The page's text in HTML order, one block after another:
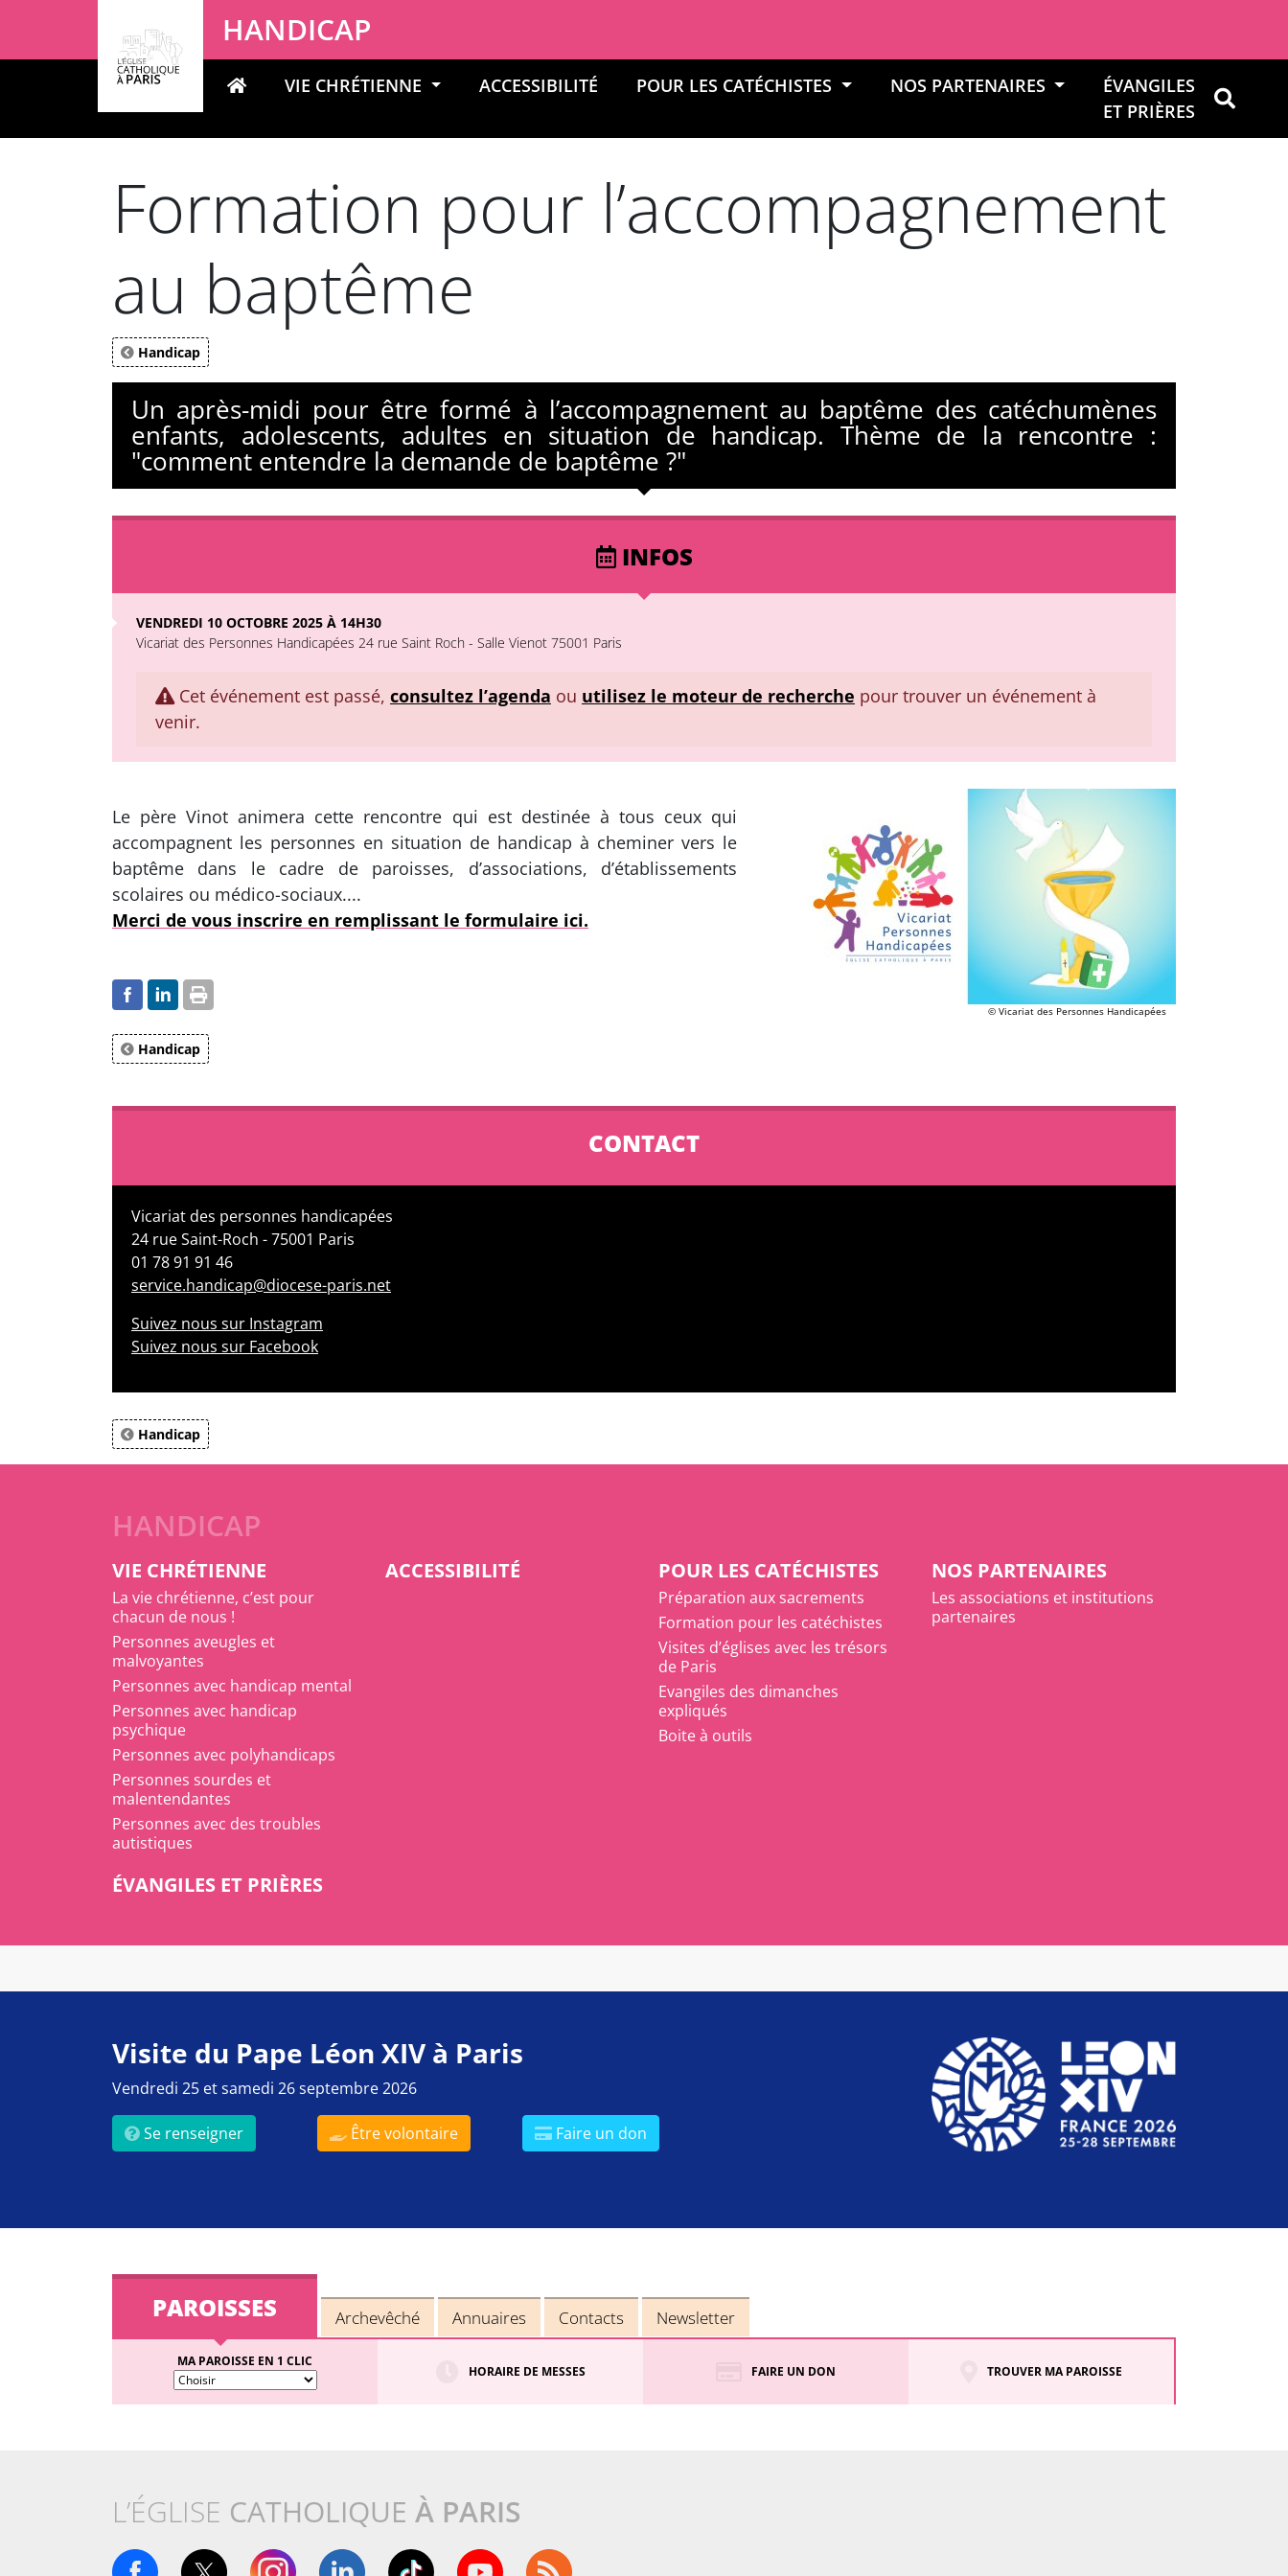
HANDICAP
Votre recherche OK
VIE CHRÉTIENNE ACCESSIBILITÉ POUR LES CATÉCHISTES NOS PARTENAIRES
ÉVANGILES
ET PRIÈRES
Formation pour l’accompagnement
au baptême
Handicap
Un après-midi pour être formé à l’accompagnement au baptême des catéchumènes
enfants, adolescents, adultes en situation de handicap. Thème de la rencontre :
"comment entendre la demande de baptême ?"
INFOS
VENDREDI 10 OCTOBRE 2025 À 14H30
Vicariat des Personnes Handicapées 24 rue Saint Roch - Salle Vienot 75001 Paris
Cet événement est passé, consultez l’agenda ou utilisez le moteur de recherche pour trouver un événement à
venir.
© Vicariat des Personnes Handicapées
Le père Vinot animera cette rencontre qui est destinée à tous ceux qui
accompagnent les personnes en situation de handicap à cheminer vers le
baptême dans le cadre de paroisses, d’associations, d’établissements
scolaires ou médico-sociaux....
Merci de vous inscrire en remplissant le formulaire ici.
Handicap
CONTACT
Vicariat des personnes handicapées
24 rue Saint-Roch - 75001 Paris
01 78 91 91 46
service.handicap@diocese-paris.net
Suivez nous sur Instagram
Suivez nous sur Facebook
Handicap
HANDICAP
VIE CHRÉTIENNE
La vie chrétienne, c’est pour
chacun de nous !
Personnes aveugles et
malvoyantes
Personnes avec handicap mental
Personnes avec handicap
psychique
Personnes avec polyhandicaps
Personnes sourdes et
malentendantes
Personnes avec des troubles
autistiques
ACCESSIBILITÉ POUR LES CATÉCHISTES
Préparation aux sacrements
Formation pour les catéchistes
Visites d’églises avec les trésors
de Paris
Evangiles des dimanches
expliqués
Boite à outils
NOS PARTENAIRES
Les associations et institutions
partenaires
ÉVANGILES ET PRIÈRES
Visite du Pape Léon XIV à Paris
Vendredi 25 et samedi 26 septembre 2026
Se renseigner Être volontaire Faire un don
PAROISSES Archevêché Annuaires Contacts Newsletter
MA PAROISSE EN 1 CLIC
HORAIRE DE MESSES FAIRE UN DON TROUVER MA PAROISSE
L’ÉGLISE CATHOLIQUE À PARIS